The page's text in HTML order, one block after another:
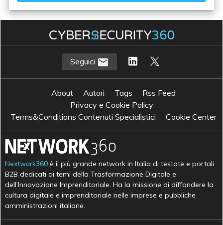
Seguici
About Autori Tags
Rss Feed
Privacy e Cookie Policy
Terms&Conditions Contenuti Specialistici
Cookie Center
Nextwork360 è il più grande network in Italia di testate e portali
B2B dedicati ai temi della Trasformazione Digitale e
dell’Innovazione Imprenditoriale. Ha la missione di diffondere la
cultura digitale e imprenditoriale nelle imprese e pubbliche
amministrazioni italiane.